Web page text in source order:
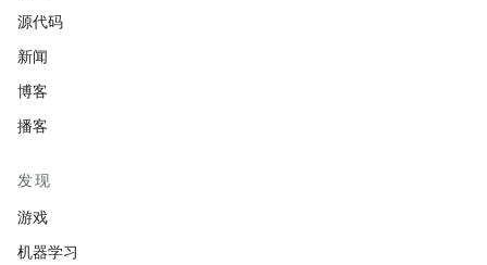
源代码
新闻
博客
播客
发现
游戏
机器学习